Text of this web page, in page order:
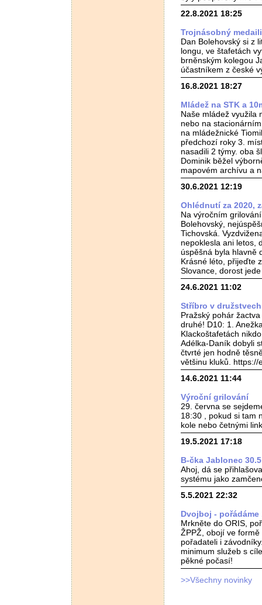
22.8.2021 18:25
Trojnásobný
Dan Bolehovský si z
longu, ve štafetách
brněnským kolegou
účastníkem z české
16.8.2021 18:27
Mládež na STK a
Naše mládež využila
nebo na
na mládežnické
předchozí roky 3.
nasadili 2 týmy. oba
Dominik běžel
mapovém archívu a
30.6.2021 12:19
Ohlédnutí za 2020,
Na výročním
Bolehovský,
Tichovská.
nepoklesla ani letos,
úspěšná byla hlavně
Krásné léto, přijeďte
Slovance, dorost
24.6.2021 11:02
Stříbro v družstvech
Pražský pohár
druhé! D10: 1.
Klackoštafetách
Adélka-Daník dobyli
čtvrté jen hodně
většinu kluků. https://
14.6.2021 11:44
Výroční grilování
29. června se
18:30 , pokud si tam
kole nebo četnými
19.5.2021 17:18
B-čka Jablonec
Ahoj, dá se
systému jako
5.5.2021 22:32
Dvojboj - pořádáme
Mrkněte do ORIS,
ŽPPŽ, obojí ve
pořadateli i
minimum služeb s
pěkné počasí!
>>Všechny novinky